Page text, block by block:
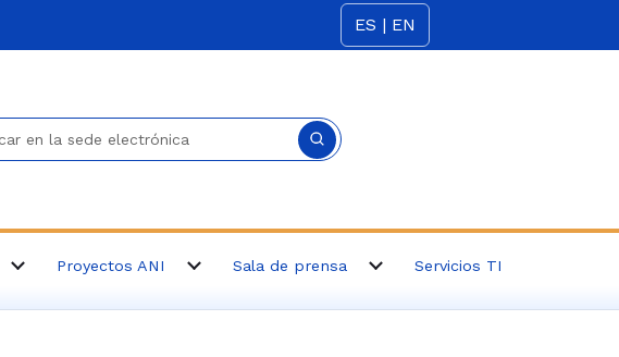
ES | EN
en la sede electrónica
Proyectos ANI Sala de prensa Servicios TI